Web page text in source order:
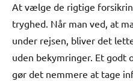
At vælge de rigtige
tryghed. Når man ved, at
under rejsen, bliver det
uden bekymringer. Et godt
gør det nemmere at tage